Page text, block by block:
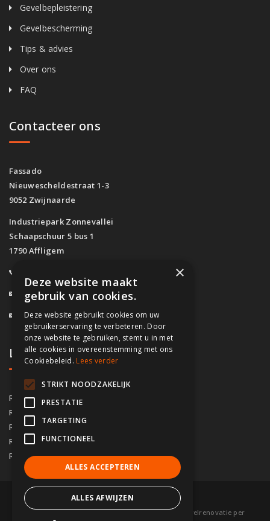
Gevelbepleistering
Gevelbescherming
Tips & advies
Over ons
FAQ
Contacteer ons
Fassado
Nieuwescheldestraat 1-3
9052 Zwijnaarde
Industriepark Zonnevallei
Schaapschuur 5 bus 1
1790 Affligem
info@fassado.be
BTW: BE 0700.617.934
Lokaal contact
Regio Antwerpen
Regio Brussel
Regio Gent 09/283.15.10
Regio Brugge 050/76.00.21
Regio Kortrijk 056/92.10.73
© 2026 Fassado |Voorwaarden|Sitemap Gevelrenovatie per
×
Deze website maakt
gebruik van cookies.
Deze website gebruikt cookies om uw
gebruikerservaring te verbeteren. Door
onze website te gebruiken, stemt u in met
alle cookies in overeenstemming met ons
Cookiebeleid. Lees verder
STRIKT NOODZAKELIJK
PRESTATIE
TARGETING
FUNCTIONEEL
ALLES ACCEPTEREN
ALLES AFWIJZEN